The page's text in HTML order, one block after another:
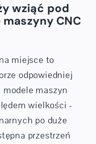
wziąć pod
CNC
miejsce to
odpowiedniej
maszyn
wielkości -
po duże
przestrzeń